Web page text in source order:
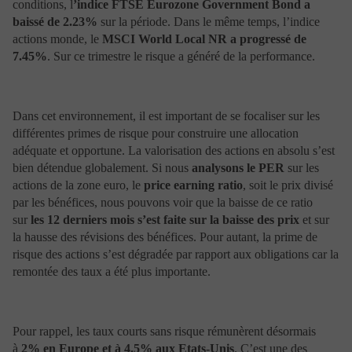
performances passées ne préjugent pas des performances
futures ; elles ne peuvent par conséquent pas constituer
un indicateur fiable des performances futures. Un
placement peut s’apprécier ou se déprécier en fonction
Par ailleurs, les fluctuations des cours de change
peuvent provoquer une hausse ou une baisse de la
valeur des investissements pour les ressortissants d’un
pays hors zone euro.
Informations sur les marchés et risques
liés à la bourse
Les informations contenues dans le site n’ont qu’un
caractère général et ne sont communiquées qu’à titre
fournies à partir de données fournies par des tiers.
Portzamparc Gestion ne peut, par conséquent, être tenue
conditions, l’indice FTSE Eurozone Government Bond a
baissé de 2.23% sur la période. Dans le même temps, l’indice
actions monde, le MSCI World Local NR a progressé de
7.45%. Sur ce trimestre le risque a généré de la performance.
Dans cet environnement, il est important de se focaliser sur les
différentes primes de risque pour construire une allocation
adéquate et opportune. La valorisation des actions en absolu s’est
bien détendue globalement. Si nous analysons le PER sur les
actions de la zone euro, le price earning ratio, soit le prix divisé
par les bénéfices, nous pouvons voir que la baisse de ce ratio
sur les 12 derniers mois s’est faite sur la baisse des prix et sur
la hausse des révisions des bénéfices. Pour autant, la prime de
risque des actions s’est dégradée par rapport aux obligations car la
remontée des taux a été plus importante.
Pour rappel, les taux courts sans risque rémunèrent désormais
à 2% en Europe et à 4.5% aux Etats-Unis. C’est une des